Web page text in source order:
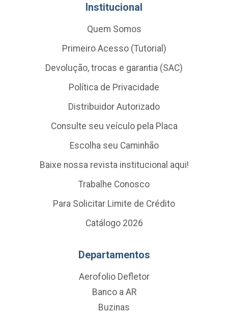
Institucional
Quem Somos
Primeiro Acesso (Tutorial)
Devolução, trocas e garantia (SAC)
Política de Privacidade
Distribuidor Autorizado
Consulte seu veículo pela Placa
Escolha seu Caminhão
Baixe nossa revista institucional aqui!
Trabalhe Conosco
Para Solicitar Limite de Crédito
Catálogo 2026
Departamentos
Aerofolio Defletor
Banco a AR
Buzinas